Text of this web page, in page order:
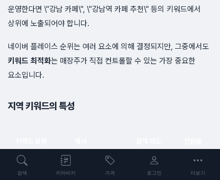
운영한다면 \"강남 카페\", \"강남역 카페 추천\" 등의 키워드에서
상위에 노출되어야 합니다.
네이버 플레이스 순위는 여러 요소에 의해 결정되지만, 그중에서도
키워드 최적화는 매장주가 직접 컨트롤할 수 있는 가장 중요한
요소입니다.
지역 키워드의 특성
지역 + 업종 일반 탐색
검색 키마비키 가격 로그인 더보기